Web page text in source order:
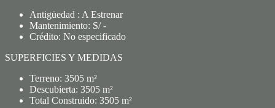
Antigüedad : A Estrenar
Mantenimiento: S/ -
Crédito: No especificado
SUPERFICIES Y MEDIDAS
Terreno: 3505 m²
Descubierta: 3505 m²
Total Construido: 3505 m²